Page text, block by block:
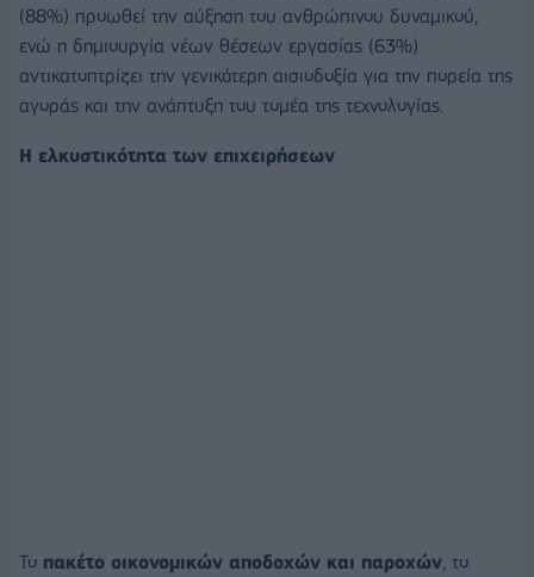
(88%) προωθεί την αύξηση του ανθρώπινου δυναμικού,
ενώ η δημιουργία νέων θέσεων εργασίας (63%)
αντικατοπτρίζει την γενικότερη αισιοδοξία για την πορεία της
αγοράς και την ανάπτυξη του τομέα της τεχνολογίας.
Η ελκυστικότητα των επιχειρήσεων
Το πακέτο οικονομικών αποδοχών και παροχών , το